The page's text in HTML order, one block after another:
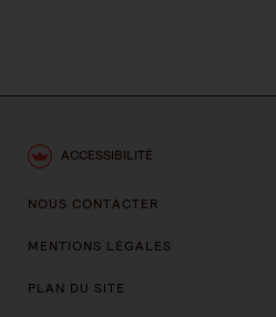
ACCESSIBILITÉ
NOUS CONTACTER
MENTIONS LÉGALES
PLAN DU SITE